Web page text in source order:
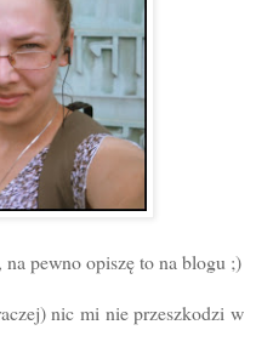
pewno opiszę to na blogu ;)
nic mi nie przeszkodzi w